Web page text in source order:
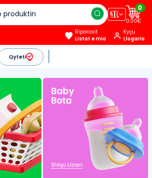
🇦🇱
0
0.00€
Riporosit
Listat e mia
Kyçu
Llogaria
Qyteti